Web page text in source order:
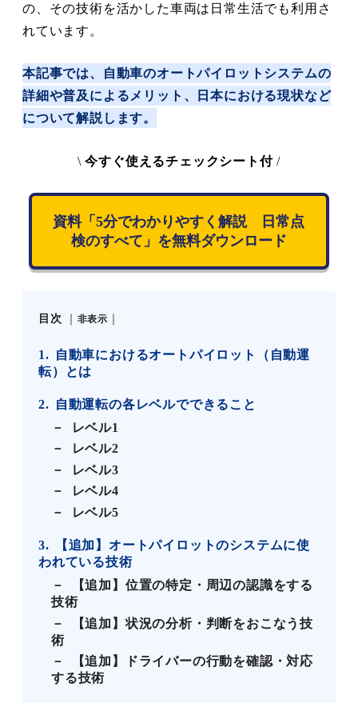
の、その技術を活かした車両は日常生活でも利用さ
れています。
本記事では、自動車のオートパイロットシステムの
詳細や普及によるメリット、日本における現状など
について解説します。
\今すぐ使えるチェックシート付/
資料「5分でわかりやすく解説 日常点
検のすべて」を無料ダウンロード
目次 非表示
1
自動車におけるオートパイロット（自動運
転）とは
2
自動運転の各レベルでできること
レベル1
レベル2
レベル3
レベル4
レベル5
3
【追加】オートパイロットのシステムに使
われている技術
【追加】位置の特定・周辺の認識をする
技術
【追加】状況の分析・判断をおこなう技
術
【追加】ドライバーの行動を確認・対応
する技術